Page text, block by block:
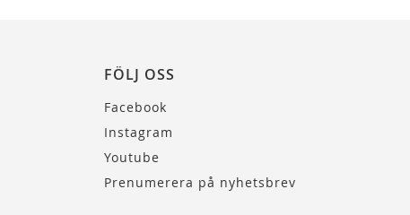
FÖLJ OSS
Facebook
Instagram
Youtube
Prenumerera på nyhetsbrev